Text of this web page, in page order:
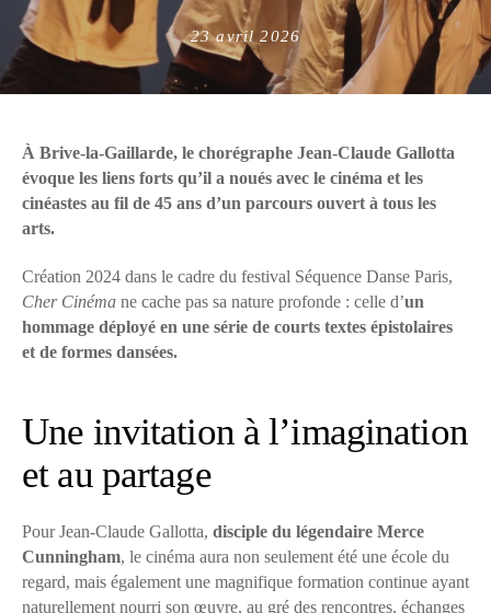
Posted
on
23 avril 2026
À Brive-la-Gaillarde, le chorégraphe Jean-Claude Gallotta
évoque les liens forts qu’il a noués avec le cinéma et les
cinéastes au fil de 45 ans d’un parcours ouvert à tous les
arts.
Création 2024 dans le cadre du festival Séquence Danse Paris,
Cher Cinéma ne cache pas sa nature profonde : celle d’un
hommage déployé en une série de courts textes épistolaires
et de formes dansées.
Une invitation à l’imagination
et au partage
Pour Jean-Claude Gallotta, disciple du légendaire Merce
Cunningham, le cinéma aura non seulement été une école du
regard, mais également une magnifique formation continue ayant
naturellement nourri son œuvre, au gré des rencontres, échanges